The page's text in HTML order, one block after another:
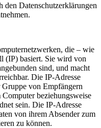
den Datenschutzerklärungen
die – wie
(IP) basiert. Sie wird von
sind, und macht
Die IP-Adresse
von Empfängern
beziehungsweise
sein. Die IP-Adresse
von ihrem Absender zum
zu können.